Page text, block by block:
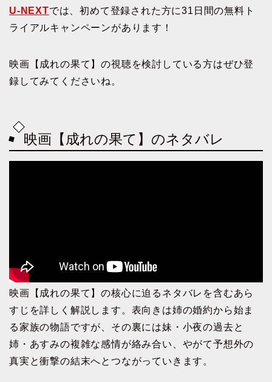
U-NEXTでは、初めて登録された方に31日間の無料ト
ライアルキャンペーンがあります！
映画【成れの果て】の視聴を検討している方はぜひ登
録してみてくださいね。
映画【成れの果て】のネタバレ
映画【成れの果て】の核心に迫るネタバレを含むあら
すじを詳しく解説します。表向きは姉の婚約から始ま
る家族の物語ですが、その裏には妹・小夜の過去と
姉・あすみの複雑な感情が絡み合い、やがて予想外の
真実と衝撃の結末へとつながっていきます。